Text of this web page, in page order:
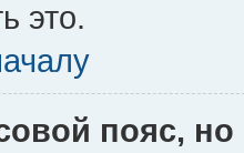
это.
пояс,